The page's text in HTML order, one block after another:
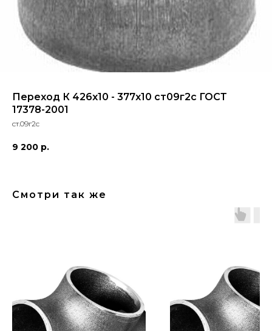
Переход К 426х10 - 377х10 ст09г2с ГОСТ
17378-2001
ст.09г2с
9 200 р.
Смотри так же